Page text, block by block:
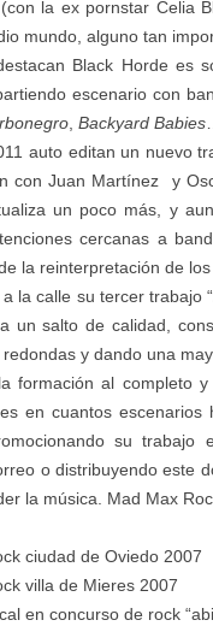
(con la ex pornstar Celia
mundo, alguno tan
Black Horde es
escenario con
, Backyard Babies…
auto editan un nuevo
con Juan Martínez
y
un poco más, y
cercanas a
la reinterpretación de
la calle su tercer trabajo “
un salto de calidad,
y dando una
formación al completo
en cuantos
su trabajo
o distribuyendo este
la música. Mad Max
ciudad de Oviedo 2007
villa de Mieres 2007
en concurso de rock